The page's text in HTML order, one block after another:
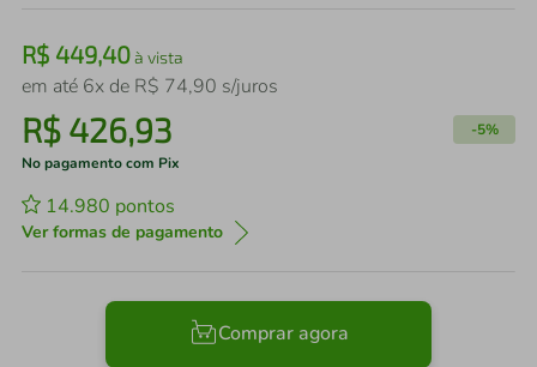
R$ 449,40à vista
em até 6x de R$ 74,90 s/juros
R$ 426,93 -5%
No pagamento com Pix
14.980 pontos
Ver formas de pagamento
Comprar agora